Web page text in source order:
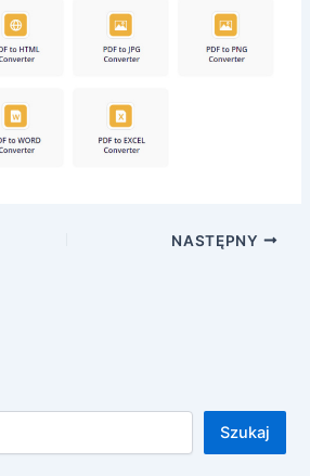
NASTĘPNY
Szukaj